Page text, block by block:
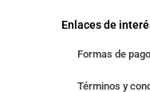
Enlaces de
Formas de pago
Términos y